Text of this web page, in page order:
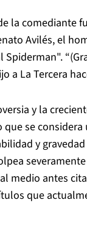
la comediante
Avilés, el
Spiderman".
a La Tercera
y la
se
y
medio antes
que